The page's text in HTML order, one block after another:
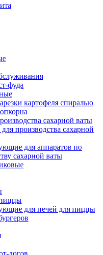
фуда
картофеля спиралью
сахарной ваты
производства сахарной
для аппаратов по
сахарной ваты
для печей для пиццы
догов